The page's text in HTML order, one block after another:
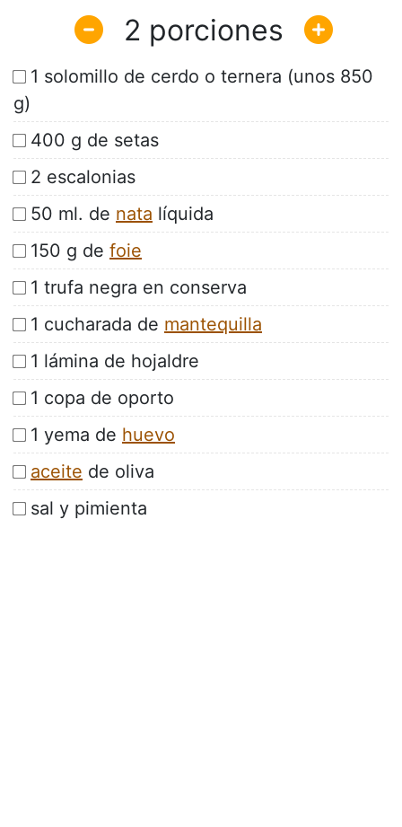
2
1 solomillo de cerdo o ternera (unos 850
g)
400 g de setas
2 escalonias
50 ml. de nata líquida
150 g de foie
1 trufa negra en conserva
1 cucharada de mantequilla
1 lámina de hojaldre
1 copa de oporto
1 yema de huevo
aceite de oliva
sal y pimienta